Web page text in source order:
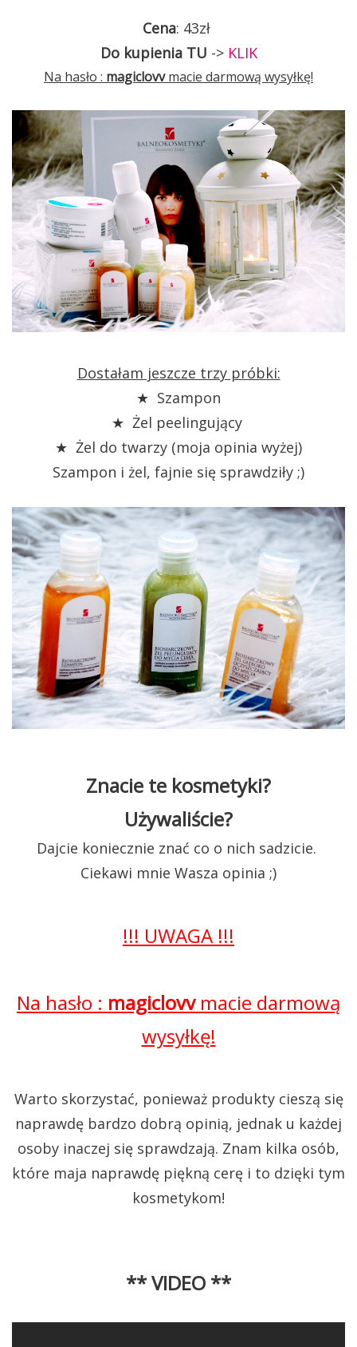
Cena: 43zł
Do kupienia TU -> KLIK
Na hasło : magiclovvmacie darmową wysyłkę!
Dostałam jeszcze trzy próbki:
★ Szampon
★ Żel peelingujący
★ Żel do twarzy (moja opinia wyżej)
Szampon i żel, fajnie się sprawdziły ;)
Znacie te kosmetyki?
Używaliście?
Dajcie koniecznie znać co o nich sadzicie.
Ciekawi mnie Wasza opinia ;)
!!! UWAGA !!!
Na hasło : magiclovvmacie darmową
wysyłkę!
Warto skorzystać, ponieważ produkty cieszą się
naprawdę bardzo dobrą opinią, jednak u każdej
osoby inaczej się sprawdzają. Znam kilka osób,
które maja naprawdę piękną cerę i to dzięki tym
kosmetykom!
** VIDEO **